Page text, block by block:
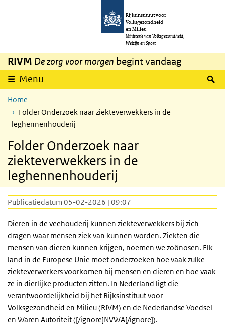
Overslaan en naar de inhoud gaan
Rijksinstituut voor
Volksgezondheid
en Milieu
Ministerie van Volksgezondheid,
Welzijn en Sport
RIVM De zorg voor morgen begint vandaag
Menu
Home
Folder Onderzoek naar ziekteverwekkers in de
leghennenhouderij
Folder Onderzoek naar
ziekteverwekkers in de
leghennenhouderij
Publicatiedatum 05-02-2026 | 09:07
Dieren in de veehouderij kunnen ziekteverwekkers bij zich
dragen waar mensen ziek van kunnen worden. Ziekten die
mensen van dieren kunnen krijgen, noemen we zoönosen. Elk
land in de Europese Unie moet onderzoeken hoe vaak zulke
ziekteverwerkers voorkomen bij mensen en dieren en hoe vaak
ze in dierlijke producten zitten. In Nederland ligt die
verantwoordelijkheid bij het Rijksinstituut voor
Volksgezondheid en Milieu (RIVM) en de Nederlandse Voedsel-
en Waren Autoriteit ([/ignore]NVWA[/ignore]).